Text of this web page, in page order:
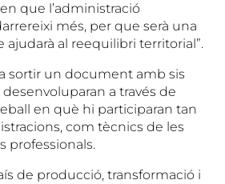
que l’administració
més, per que serà una
ajudarà al reequilibri territorial”.
sortir un document amb sis
a través de
en què hi participaran tan
com tècnics de les
professionals.
de producció, transformació i